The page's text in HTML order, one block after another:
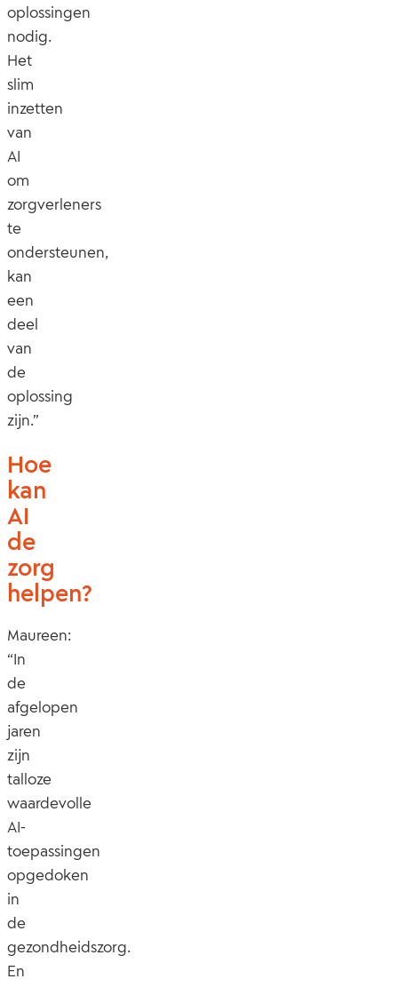
oplossingen
nodig.
Het
slim
inzetten
van
AI
om
zorgverleners
te
ondersteunen,
kan
een
deel
van
de
oplossing
zijn.”
Hoe
kan
AI
de
zorg
helpen?
Maureen:
“In
de
afgelopen
jaren
zijn
talloze
waardevolle
AI-
toepassingen
opgedoken
in
de
gezondheidszorg.
En